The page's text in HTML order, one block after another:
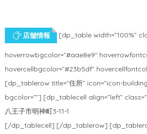
店舗情報 [dp_table width=”100%”
hoverrowbgcolor=”#aae8e9″
hovercellbgcolor=”#23b5df”
[dp_tablerow title=”住所” icon=”icon-
bgcolor=””] [dp_tablecell align=”left”
八王子市明神町3-11-1
[/dp_tablecell] [/dp_tablerow]